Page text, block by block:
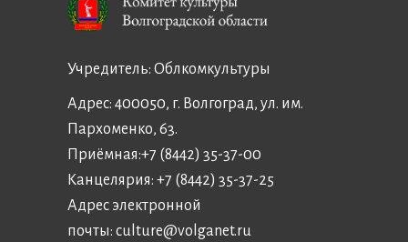
Учредитель: Облкомкультуры
Адрес: 400050, г. Волгоград, ул. им.
Пархоменко, 63.
Приёмная:+7 (8442) 35-37-00
Канцелярия: +7 (8442) 35-37-25
Адрес электронной
почты: culture@volganet.ru